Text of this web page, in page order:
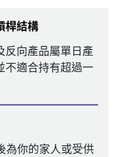
桿結構
反向產品屬單日產
不適合持有超過一
為你的家人或受供